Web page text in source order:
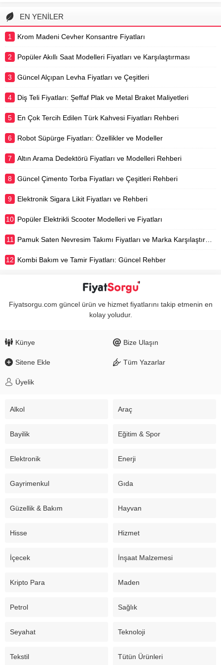
performanslı...
EN YENİLER
1 Krom Madeni Cevher Konsantre Fiyatları
2 Popüler Akıllı Saat Modelleri Fiyatları ve Karşılaştırması
3 Güncel Alçıpan Levha Fiyatları ve Çeşitleri
4 Diş Teli Fiyatları: Şeffaf Plak ve Metal Braket Maliyetleri
5 En Çok Tercih Edilen Türk Kahvesi Fiyatları Rehberi
6 Robot Süpürge Fiyatları: Özellikler ve Modeller
7 Altın Arama Dedektörü Fiyatları ve Modelleri Rehberi
8 Güncel Çimento Torba Fiyatları ve Çeşitleri Rehberi
9 Elektronik Sigara Likit Fiyatları ve Rehberi
10 Popüler Elektrikli Scooter Modelleri ve Fiyatları
11 Pamuk Saten Nevresim Takımı Fiyatları ve Marka Karşılaştırması
12 Kombi Bakım ve Tamir Fiyatları: Güncel Rehber
Fiyatsorgu.com güncel ürün ve hizmet fiyatlarını takip etmenin en
kolay yoludur.
Künye Bize Ulaşın
Sitene Ekle Tüm Yazarlar
Üyelik
Alkol Araç
Bayilik Eğitim & Spor
Elektronik Enerji
Gayrimenkul Gıda
Güzellik & Bakım Hayvan
Hisse Hizmet
İçecek İnşaat Malzemesi
Kripto Para Maden
Petrol Sağlık
Seyahat Teknoloji
Tekstil Tütün Ürünleri